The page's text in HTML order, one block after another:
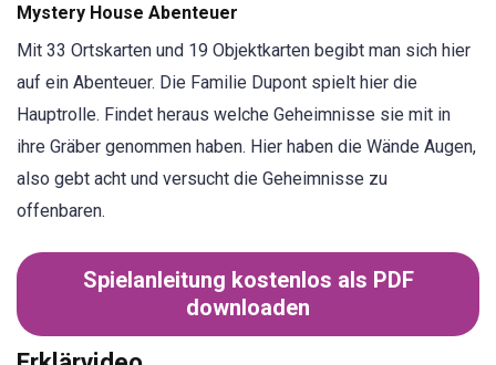
Mystery House Abenteuer
Mit 33 Ortskarten und 19 Objektkarten begibt man sich hier
auf ein Abenteuer. Die Familie Dupont spielt hier die
Hauptrolle. Findet heraus welche Geheimnisse sie mit in
ihre Gräber genommen haben. Hier haben die Wände Augen,
also gebt acht und versucht die Geheimnisse zu
offenbaren.
Spielanleitung kostenlos als PDF
downloaden